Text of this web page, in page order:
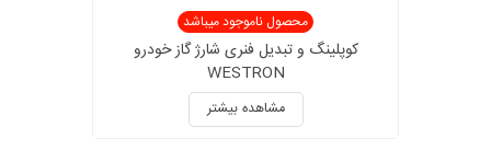
محصول ناموجود میباشد
کوپلینگ و تبدیل فنری شارژ گاز خودرو
WESTRON
مشاهده بیشتر